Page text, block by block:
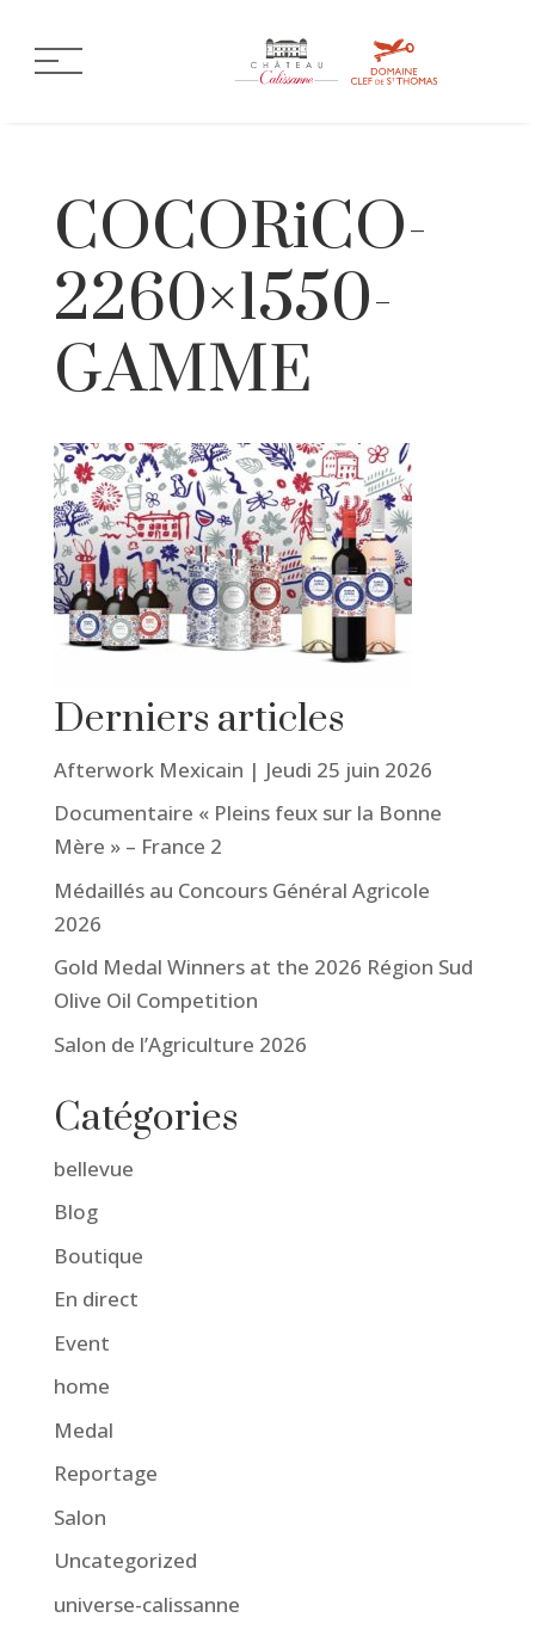
COCORiCO-
2260×1550-
GAMME
Derniers articles
Afterwork Mexicain | Jeudi 25 juin 2026
Documentaire « Pleins feux sur la Bonne
Mère » – France 2
Médaillés au Concours Général Agricole
2026
Gold Medal Winners at the 2026 Région Sud
Olive Oil Competition
Salon de l’Agriculture 2026
Catégories
bellevue
Blog
Boutique
En direct
Event
home
Medal
Reportage
Salon
Uncategorized
universe-calissanne